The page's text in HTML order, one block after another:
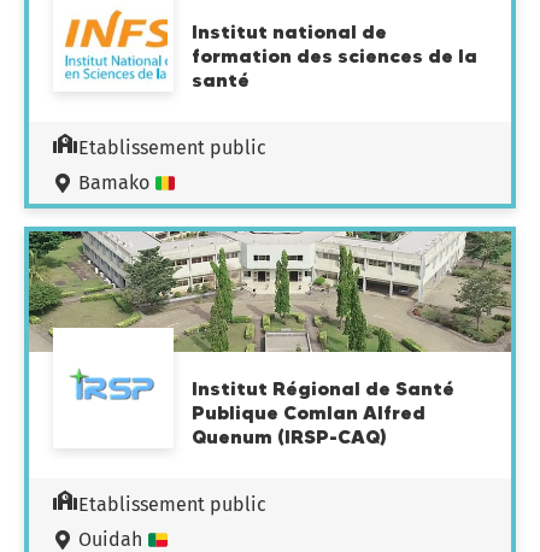
Institut national de
formation des sciences de la
santé
Etablissement public
Bamako
Institut Régional de Santé
Publique Comlan Alfred
Quenum (IRSP-CAQ)
Etablissement public
Ouidah